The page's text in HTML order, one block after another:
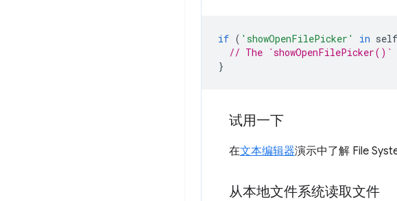
if ( 'showOpenFilePicker' in self
// The
}
试用一下
在文本编辑器演示中了解 File
从本地文件系统读取文件